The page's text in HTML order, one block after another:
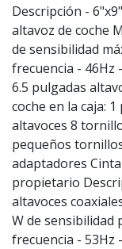
Descripción -
altavoz de coche
de sensibilidad
frecuencia - 46Hz
6.5 pulgadas
coche en la caja:
altavoces 8
pequeños
adaptadores
propietario
altavoces
W de sensibilidad
frecuencia - 53Hz